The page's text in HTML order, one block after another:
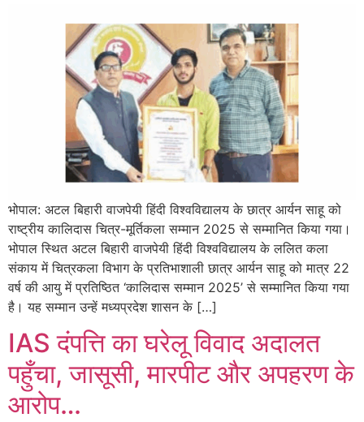
भोपाल: अटल बिहारी वाजपेयी हिंदी विश्वविद्यालय के छात्र आर्यन साहू को
राष्ट्रीय कालिदास चित्र-मूर्तिकला सम्मान 2025 से सम्मानित किया गया।
भोपाल स्थित अटल बिहारी वाजपेयी हिंदी विश्वविद्यालय के ललित कला
संकाय में चित्रकला विभाग के प्रतिभाशाली छात्र आर्यन साहू को मात्र 22
वर्ष की आयु में प्रतिष्ठित ‘कालिदास सम्मान 2025’ से सम्मानित किया गया
है। यह सम्मान उन्हें मध्यप्रदेश शासन के […]
IAS दंपत्ति का घरेलू विवाद अदालत
पहुँचा, जासूसी, मारपीट और अपहरण के
आरोप…